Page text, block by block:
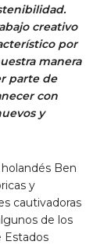
creativo
por
manera
parte de
con
y
Ben
y
cautivadoras
de los
Estados